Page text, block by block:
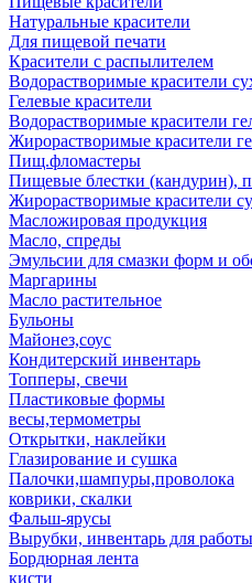
Натуральные красители
Для пищевой печати
Красители с распылителем
Водорастворимые красители
Гелевые красители
Водорастворимые красители
Жирорастворимые красители
Пищ.фломастеры
Пищевые блестки (кандурин),
Жирорастворимые красители
Масложировая продукция
Масло, спреды
Эмульсии для смазки форм и
Маргарины
Масло растительное
Бульоны
Майонез,соус
Кондитерский инвентарь
Топперы, свечи
Пластиковые формы
весы,термометры
Открытки, наклейки
Глазирование и сушка
Палочки,шампуры,проволока
коврики, скалки
Фальш-ярусы
Вырубки, инвентарь для
Бордюрная лента
кисти